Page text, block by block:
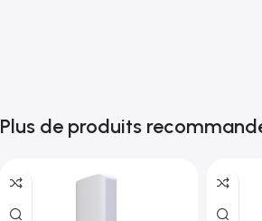
Plus de produits